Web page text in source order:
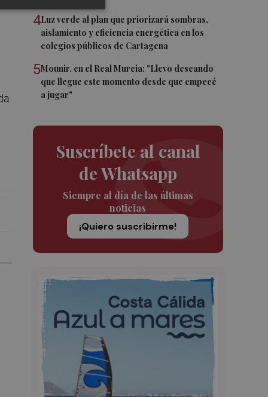
4Luz verde al plan que priorizará sombras,
aislamiento y eficiencia energética en los
colegios públicos de Cartagena
5Mounir, en el Real Murcia: "Llevo deseando
que llegue este momento desde que empecé
a jugar"
Suscríbete al canal
de Whatsapp
Siempre al día de las últimas
noticias
¡Quiero suscribirme!